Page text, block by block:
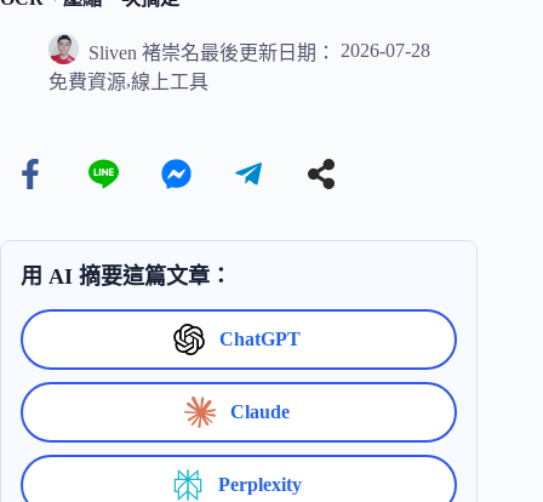
Sliven 褚崇名最後更新日期：
2026-07-28
免費資源,線上工具
用 AI 摘要這篇文章：
ChatGPT
Claude
Perplexity